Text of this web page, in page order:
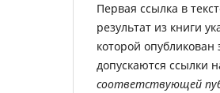
Первая ссылка в
результат из книги
которой
допускаются ссылки
соответствующей